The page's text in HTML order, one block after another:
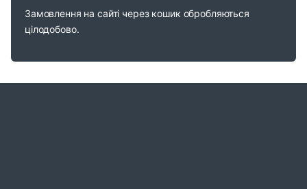
Замовлення на сайті через кошик обробляються
цілодобово.